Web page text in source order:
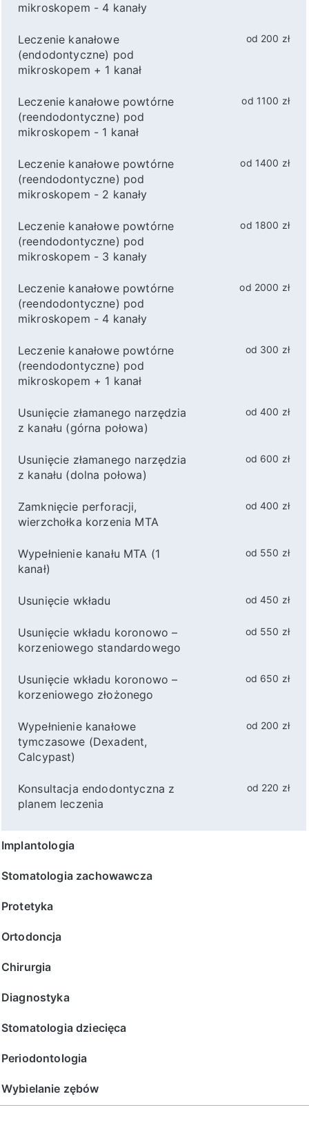
mikroskopem - 4 kanały
Leczenie kanałowe
(endodontyczne) pod
mikroskopem + 1 kanał
od 200 zł
Leczenie kanałowe powtórne
(reendodontyczne) pod
mikroskopem - 1 kanał
od 1100 zł
Leczenie kanałowe powtórne
(reendodontyczne) pod
mikroskopem - 2 kanały
od 1400 zł
Leczenie kanałowe powtórne
(reendodontyczne) pod
mikroskopem - 3 kanały
od 1800 zł
Leczenie kanałowe powtórne
(reendodontyczne) pod
mikroskopem - 4 kanały
od 2000 zł
Leczenie kanałowe powtórne
(reendodontyczne) pod
mikroskopem + 1 kanał
od 300 zł
Usunięcie złamanego narzędzia
z kanału (górna połowa)
od 400 zł
Usunięcie złamanego narzędzia
z kanału (dolna połowa)
od 600 zł
Zamknięcie perforacji,
wierzchołka korzenia MTA
od 400 zł
Wypełnienie kanału MTA (1
kanał)
od 550 zł
Usunięcie wkładu od 450 zł
Usunięcie wkładu koronowo –
korzeniowego standardowego
od 550 zł
Usunięcie wkładu koronowo –
korzeniowego złożonego
od 650 zł
Wypełnienie kanałowe
tymczasowe (Dexadent,
Calcypast)
od 200 zł
Konsultacja endodontyczna z
planem leczenia
od 220 zł
Implantologia
Stomatologia zachowawcza
Protetyka
Ortodoncja
Chirurgia
Diagnostyka
Stomatologia dziecięca
Periodontologia
Wybielanie zębów